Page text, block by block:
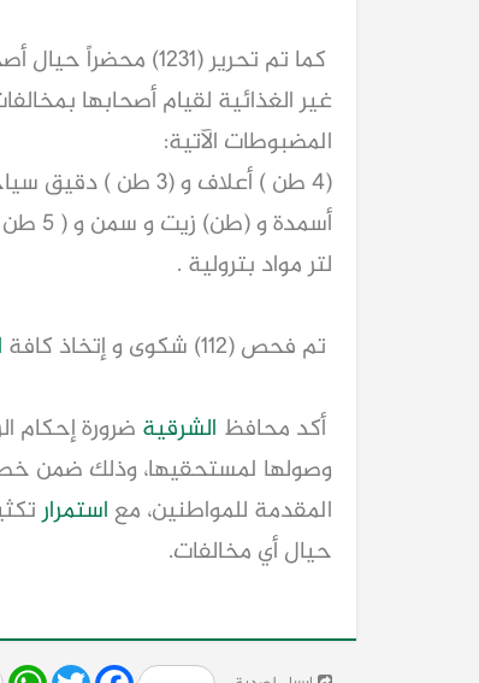
كما تم تحرير (١٢٣١)
غير الغذائية لقيام أصحابها
المضبوطات الآتية:
(٤ طن ) أعلاف و (٣ طن ) دقيق سياحى و (٨ طن) دقيق بلدى و(١٠ طن)
أسمدة و (طن) زيت و سمن و ( ٥ طن ) أرز و (٢طن)
لتر مواد بترولية .
تم فحص (١١٢) شكوى و إتخاذ كافة
أكد محافظ الشرقية ضرورة إحكام
وصولها لمستحقيها، وذلك ضمن
المقدمة للمواطنين، معاستمرار
حيال أي مخالفات.
WhatsApp
Twitter Facebook